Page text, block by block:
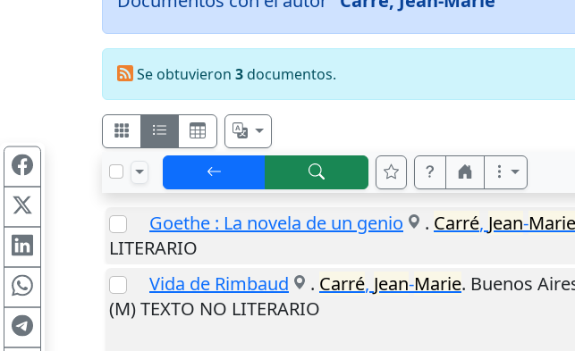
Se obtuvieron 3documentos.
Goethe : La novela de un genio . Carré, Jean-Marie
LITERARIO
Vida de Rimbaud
. Carré, Jean-Marie. Buenos
(M) TEXTO NO LITERARIO